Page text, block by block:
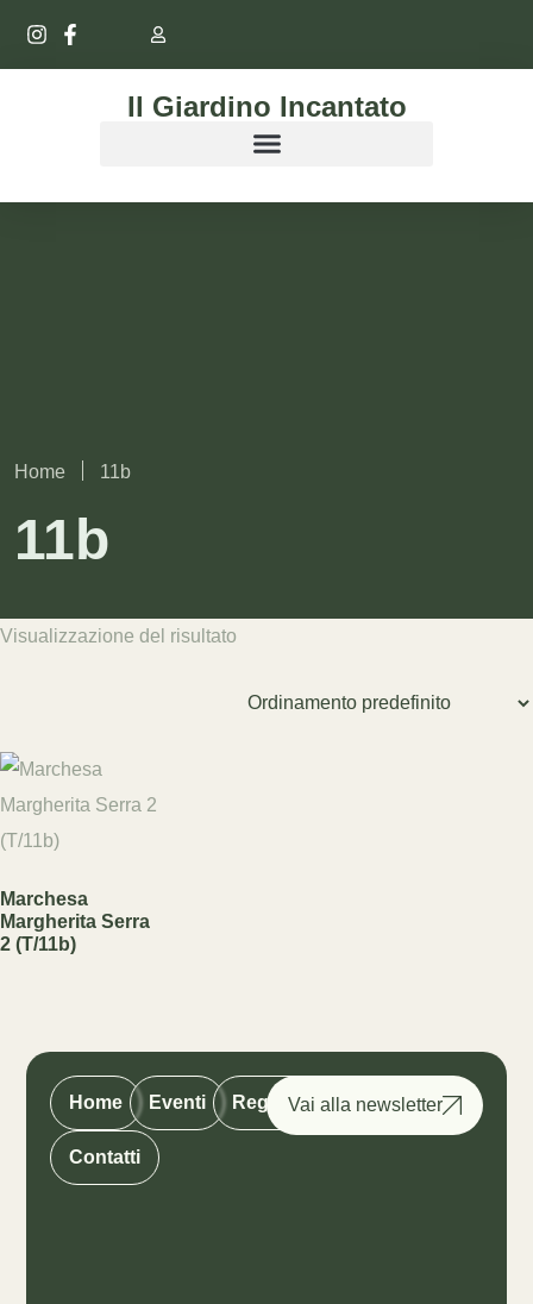
Il Giardino Incantato
Home 11b
11b
Visualizzazione del risultato
Marchesa
Margherita Serra
2 (T/11b)
Home Eventi Registro camelie
Contatti